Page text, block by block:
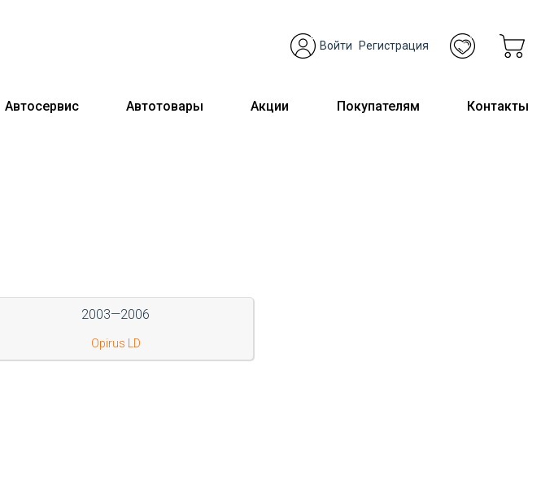
Войти Регистрация
Автосервис Автотовары Акции Покупателям Контакты
2003—2006
Opirus LD